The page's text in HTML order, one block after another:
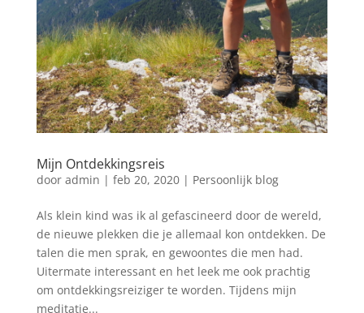
Mijn Ontdekkingsreis
door admin | feb 20, 2020| Persoonlijk blog
Als klein kind was ik al gefascineerd door de wereld,
de nieuwe plekken die je allemaal kon ontdekken. De
talen die men sprak, en gewoontes die men had.
Uitermate interessant en het leek me ook prachtig
om ontdekkingsreiziger te worden. Tijdens mijn
meditatie...